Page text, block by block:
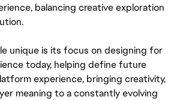
balancing creative exploration
unique is its focus on designing for
today, helping define future
experience, bringing creativity,
meaning to a constantly evolving